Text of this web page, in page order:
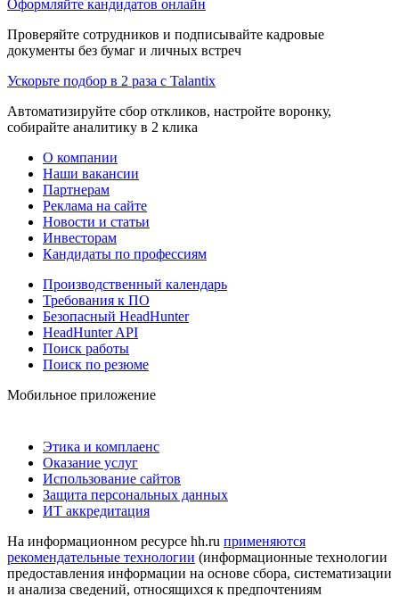
Оформляйте кандидатов онлайн
Проверяйте сотрудников и подписывайте кадровые
документы без бумаг и личных встреч
Ускорьте подбор в 2 раза с Talantix
Автоматизируйте сбор откликов, настройте воронку,
собирайте аналитику в 2 клика
О компании
Наши вакансии
Партнерам
Реклама на сайте
Новости и статьи
Инвесторам
Кандидаты по профессиям
Производственный календарь
Требования к ПО
Безопасный HeadHunter
HeadHunter API
Поиск работы
Поиск по резюме
Мобильное приложение
Этика и комплаенс
Оказание услуг
Использование сайтов
Защита персональных данных
ИТ аккредитация
На информационном ресурсе hh.ru применяются
рекомендательные технологии (информационные технологии
предоставления информации на основе сбора, систематизации
и анализа сведений, относящихся к предпочтениям